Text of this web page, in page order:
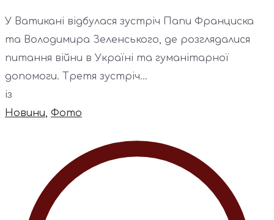
У Ватикані відбулася зустріч Папи Франциска
та Володимира Зеленського, де розглядалися
питання війни в Україні та гуманітарної
допомоги. Третя зустріч...
із
Новини, Фото